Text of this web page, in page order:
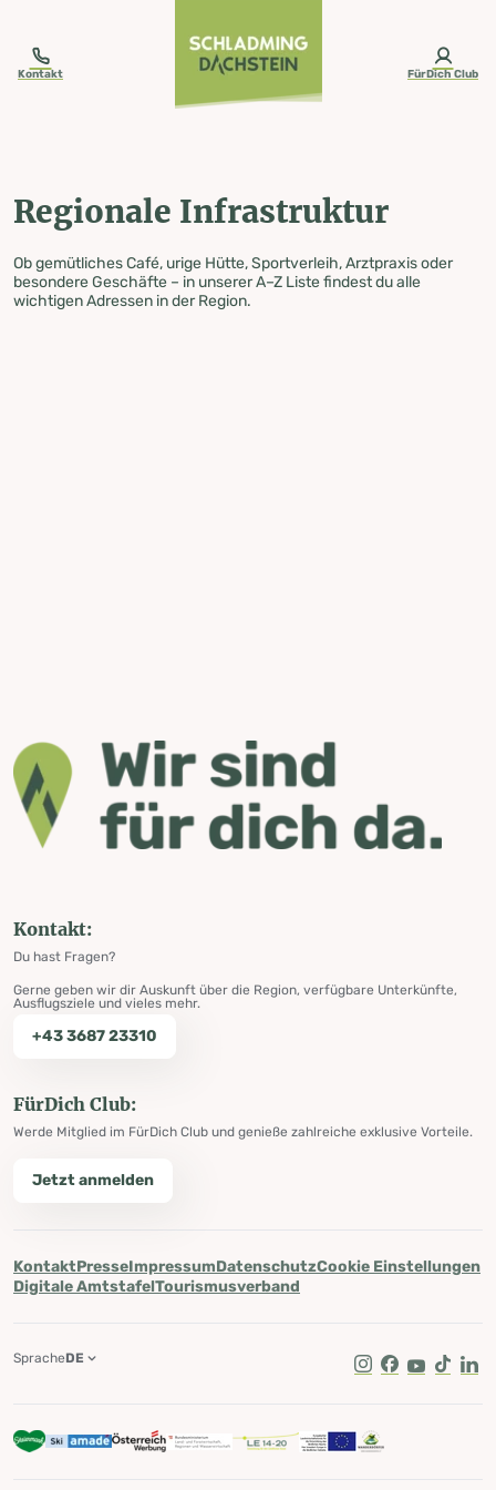
Kontakt FürDich Club
Regionale Infrastruktur
Ob gemütliches Café, urige Hütte, Sportverleih, Arztpraxis oder
besondere Geschäfte – in unserer A–Z Liste findest du alle
wichtigen Adressen in der Region.
Kontakt:
Du hast Fragen?
Gerne geben wir dir Auskunft über die Region, verfügbare Unterkünfte,
Ausflugsziele und vieles mehr.
+43 3687 23310
FürDich Club:
Werde Mitglied im FürDich Club und genieße zahlreiche exklusive Vorteile.
Jetzt anmelden
KontaktPresseImpressumDatenschutzCookie Einstellungen
Digitale AmtstafelTourismusverband
Instagram
Facebook
Youtube
Tik Tok
SpracheDE